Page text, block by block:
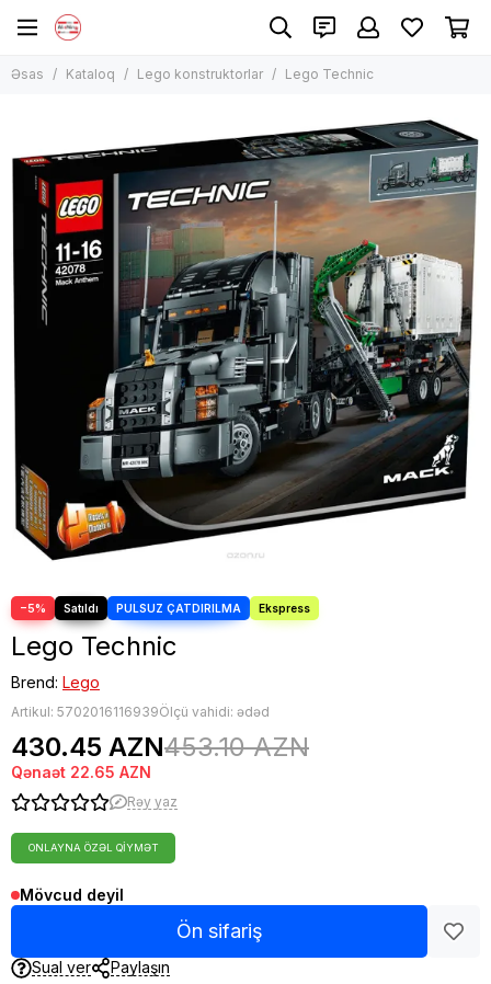
Lego konstruktorlar
Lego City
Lego Harry Potter
Lego Creator
Lego Duplo
Lego Disney və Friends
Lego Ninjago
Lego Minecraft
Lego Star Wars
Digər modellər
Əsas Kataloq Lego konstruktorlar Lego Technic
−5%
Lego Technic
Brend: Lego
Artikul: 5702016116939Ölçü vahidi: ədəd
430.45 AZN453.10 AZN
Qənaət 22.65 AZN
Rəy yaz
ONLAYNA ÖZƏL QIYMƏT
Mövcud deyil
Ön sifariş
Sual ver Paylaşın